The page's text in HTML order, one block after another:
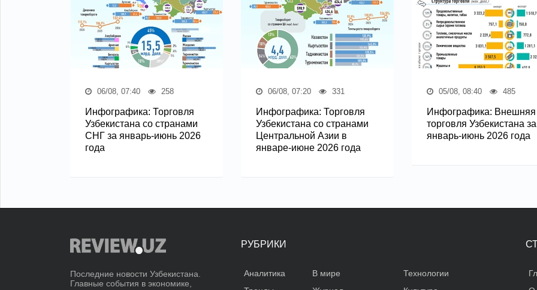
06/08, 07:40 258
Инфографика: Торговля
Узбекистана со странами
СНГ за январь-июнь 2026
года
06/08, 07:20 331
Инфографика: Торговля
Узбекистана со странами
Центральной Азии в
январе-июне 2026 года
05/08, 08:40 485
Инфографика: Внешняя
торговля Узбекистана за
январь-июнь 2026 года
Последние новости Узбекистана.
Главные события в экономике,
РУБРИКИ
Аналитика
В мире
Технологии